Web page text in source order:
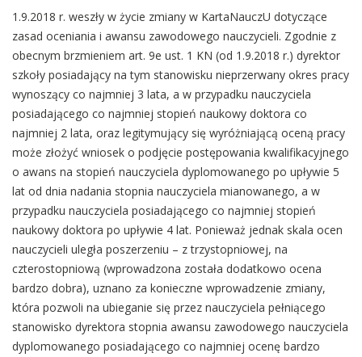
1.9.2018 r. weszły w życie zmiany w KartaNauczU dotyczące
zasad oceniania i awansu zawodowego nauczycieli. Zgodnie z
obecnym brzmieniem art. 9e ust. 1 KN (od 1.9.2018 r.) dyrektor
szkoły posiadający na tym stanowisku nieprzerwany okres pracy
wynoszący co najmniej 3 lata, a w przypadku nauczyciela
posiadającego co najmniej stopień naukowy doktora co
najmniej 2 lata, oraz legitymujący się wyróżniającą oceną pracy
może złożyć wniosek o podjęcie postępowania kwalifikacyjnego
o awans na stopień nauczyciela dyplomowanego po upływie 5
lat od dnia nadania stopnia nauczyciela mianowanego, a w
przypadku nauczyciela posiadającego co najmniej stopień
naukowy doktora po upływie 4 lat. Ponieważ jednak skala ocen
nauczycieli uległa poszerzeniu – z trzystopniowej, na
czterostopniową (wprowadzona została dodatkowo ocena
bardzo dobra), uznano za konieczne wprowadzenie zmiany,
która pozwoli na ubieganie się przez nauczyciela pełniącego
stanowisko dyrektora stopnia awansu zawodowego nauczyciela
dyplomowanego posiadającego co najmniej ocenę bardzo